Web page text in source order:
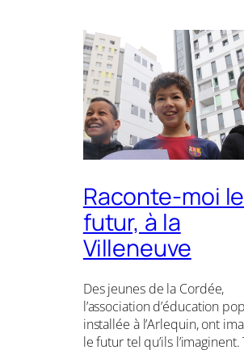
Raconte-moi le
futur, à la
Villeneuve
Des jeunes de la Cordée,
l’association d’éducation
installée à l’Arlequin, ont
le futur tel qu’ils l’imaginent.